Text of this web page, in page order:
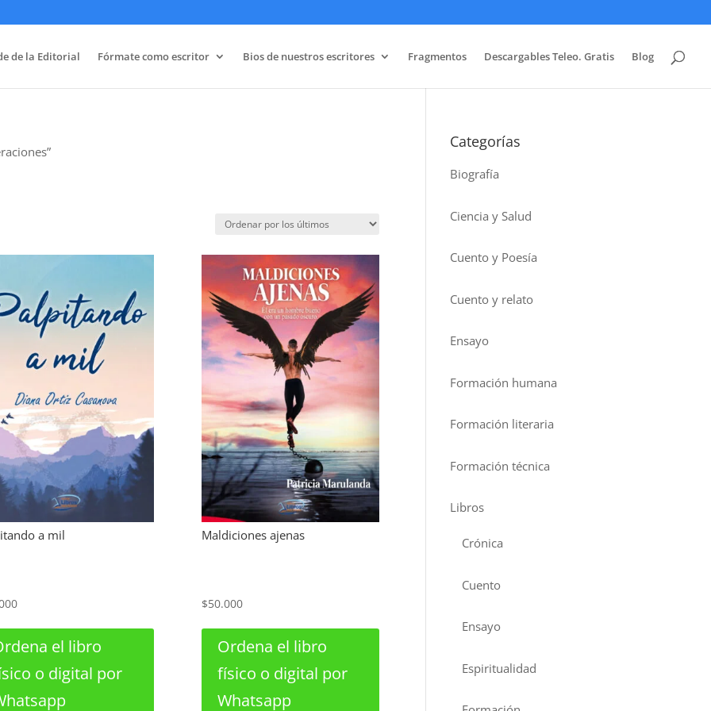
de la Editorial Fórmate como escritor Bios de nuestros escritores Fragmentos Descargables Teleo. Gratis Blog
a mil
el libro
o digital por
Maldiciones ajenas
$50.000
Ordena el libro
físico o digital por
Whatsapp
Categorías
Biografía
Ciencia y Salud
Cuento y Poesía
Cuento y relato
Ensayo
Formación humana
Formación literaria
Formación técnica
Libros
Crónica
Cuento
Ensayo
Espiritualidad